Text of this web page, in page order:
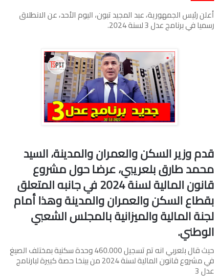
أعلن رئيس الجمهورية، عبد المجيد تبون، اليوم الأحد، عن الانطلاق
رسميا في برنامج عدل 3 لسنة 2024.
قدم وزير السكن والعمران والمدينة، السيد
محمد طارق بلعريبي، عرضا حول مشروع
قانون المالية لسنة 2024 في جانبه المتعلق
بقطاع السكن والعمران والمدينة وهذا أمام
لجنة المالية والميزانية بالمجلس الشعبي
الوطني.
حيث قال بلعربي انه تم تسجيل 460.000 وحدة سكنية بمختلف الصيغ
في مشروع قانون المالية لسنة 2024 من بينخا حصة كبيرة لبارنامج
عدل 3